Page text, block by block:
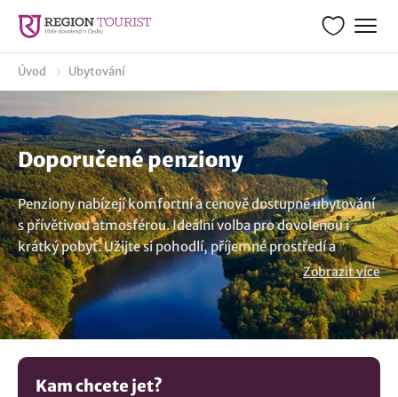
Úvod Ubytování
Doporučené penziony
Penziony nabízejí komfortní a cenově dostupné ubytování
s přívětivou atmosférou. Ideální volba pro dovolenou i
krátký pobyt. Užijte si pohodlí, příjemné prostředí a
možnost stravování přímo v penzionu. Objevte krásu
oblasti a užijte si pobyt plný odpočinku. Penziony jsou
cenově dostupnou alternativou k hotelům. Penziony
vynikají rodinnou atmosférou a komornějším prostředím.
Jsou zajímavou volbou pro rodiny s dětmi a hosty, kteří
hledají klidné prostředí.
Zobrazit více
Kam chcete jet?